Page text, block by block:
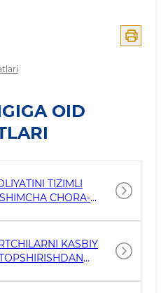
OID
TIZIMLI
CHORA-
KASBIY
ETISH TO‘G‘RISIDA